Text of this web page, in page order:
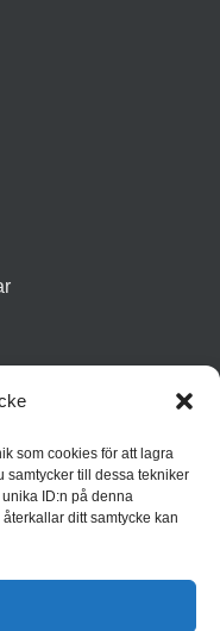
som cookies för att lagra
samtycker till dessa tekniker
ID:n på denna
ditt samtycke kan